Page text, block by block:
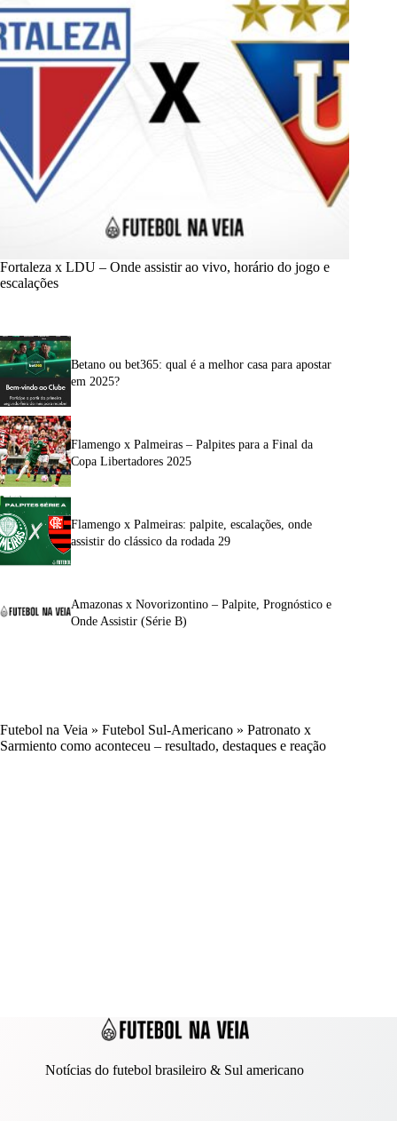
Fortaleza x LDU – Onde assistir ao vivo, horário do jogo e
escalações
Betano ou bet365: qual é a melhor casa para apostar
em 2025?
Flamengo x Palmeiras – Palpites para a Final da
Copa Libertadores 2025
Flamengo x Palmeiras: palpite, escalações, onde
assistir do clássico da rodada 29
Amazonas x Novorizontino – Palpite, Prognóstico e
Onde Assistir (Série B)
Futebol na Veia » Futebol Sul-Americano » Patronato x
Sarmiento como aconteceu – resultado, destaques e reação
Notícias do futebol brasileiro & Sul americano